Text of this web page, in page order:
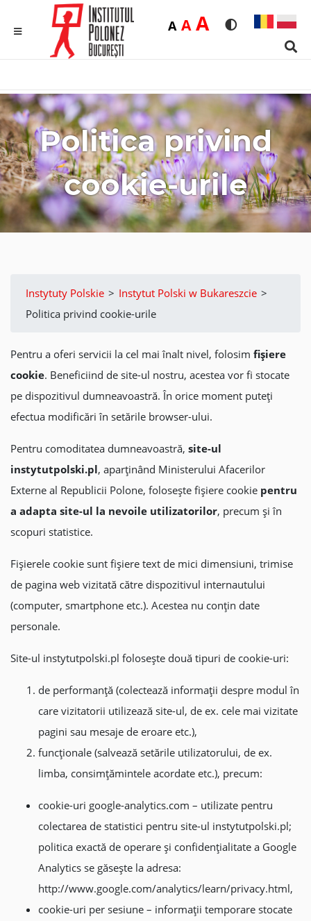
Rozmiar
ADomyślna
AŚrednia
ADużaWersja
Politica privind
cookie-urile
Instytuty Polskie > Instytut Polski w Bukareszcie >
Politica privind cookie-urile
Pentru a oferi servicii la cel mai înalt nivel, folosim fişiere
cookie. Beneficiind de site-ul nostru, acestea vor fi stocate
pe dispozitivul dumneavoastră. În orice moment puteți
efectua modificări în setările browser-ului.
Pentru comoditatea dumneavoastră, site-ul
instytutpolski.pl, aparținând Ministerului Afacerilor
Externe al Republicii Polone, folosește fişiere cookie pentru
a adapta site-ul la nevoile utilizatorilor, precum și în
scopuri statistice.
Fișierele cookie sunt fișiere text de mici dimensiuni, trimise
de pagina web vizitată către dispozitivul internautului
(computer, smartphone etc.). Acestea nu conțin date
personale.
Site-ul instytutpolski.pl folosește două tipuri de cookie-uri:
de performanță (colectează informații despre modul în
care vizitatorii utilizează site-ul, de ex. cele mai vizitate
pagini sau mesaje de eroare etc.),
funcționale (salvează setările utilizatorului, de ex.
limba, consimțămintele acordate etc.), precum:
cookie-uri google-analytics.com – utilizate pentru
colectarea de statistici pentru site-ul instytutpolski.pl;
politica exactă de operare și confidențialitate a Google
Analytics se găsește la adresa:
http://www.google.com/analytics/learn/privacy.html,
cookie-uri per sesiune – informații temporare stocate